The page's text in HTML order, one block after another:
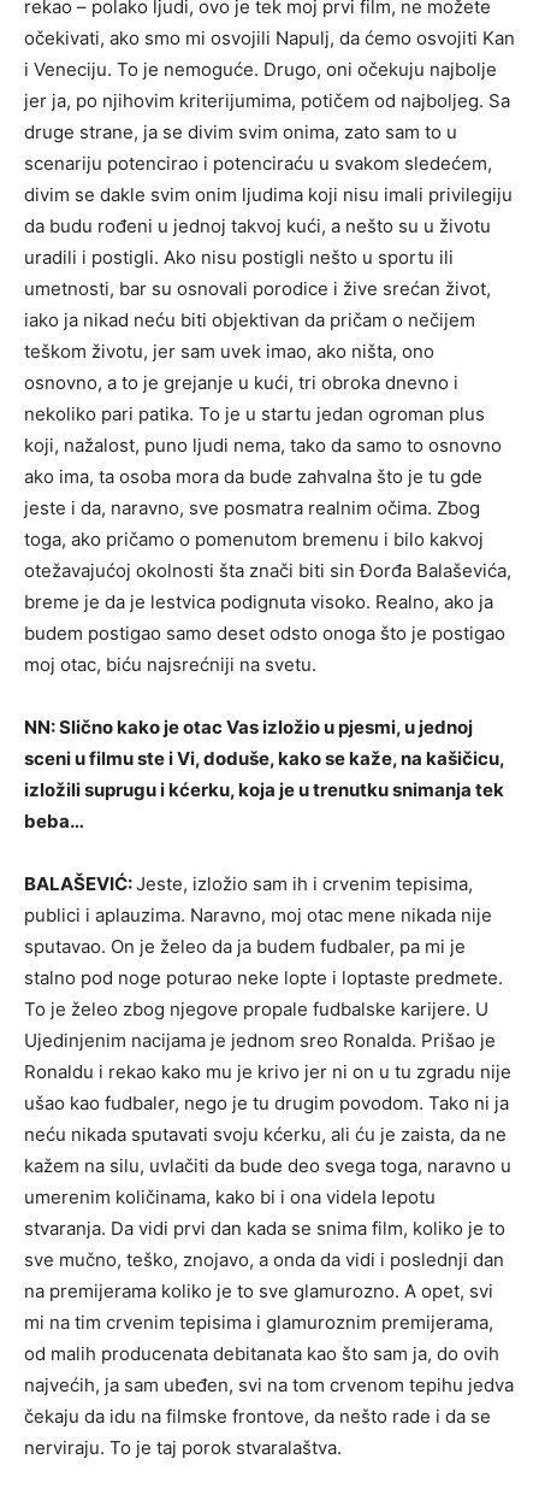
rekao – polako ljudi, ovo je tek moj prvi film, ne možete
očekivati, ako smo mi osvojili Napulj, da ćemo osvojiti Kan
i Veneciju. To je nemoguće. Drugo, oni očekuju najbolje
jer ja, po njihovim kriterijumima, potičem od najboljeg. Sa
druge strane, ja se divim svim onima, zato sam to u
scenariju potencirao i potenciraću u svakom sledećem,
divim se dakle svim onim ljudima koji nisu imali privilegiju
da budu rođeni u jednoj takvoj kući, a nešto su u životu
uradili i postigli. Ako nisu postigli nešto u sportu ili
umetnosti, bar su osnovali porodice i žive srećan život,
iako ja nikad neću biti objektivan da pričam o nečijem
teškom životu, jer sam uvek imao, ako ništa, ono
osnovno, a to je grejanje u kući, tri obroka dnevno i
nekoliko pari patika. To je u startu jedan ogroman plus
koji, nažalost, puno ljudi nema, tako da samo to osnovno
ako ima, ta osoba mora da bude zahvalna što je tu gde
jeste i da, naravno, sve posmatra realnim očima. Zbog
toga, ako pričamo o pomenutom bremenu i bilo kakvoj
otežavajućoj okolnosti šta znači biti sin Đorđa Balaševića,
breme je da je lestvica podignuta visoko. Realno, ako ja
budem postigao samo deset odsto onoga što je postigao
moj otac, biću najsrećniji na svetu.
NN: Slično kako je otac Vas izložio u pjesmi, u jednoj
sceni u filmu ste i Vi, doduše, kako se kaže, na kašičicu,
izložili suprugu i kćerku, koja je u trenutku snimanja tek
beba…
BALAŠEVIĆ:Jeste, izložio sam ih i crvenim tepisima,
publici i aplauzima. Naravno, moj otac mene nikada nije
sputavao. On je želeo da ja budem fudbaler, pa mi je
stalno pod noge poturao neke lopte i loptaste predmete.
To je želeo zbog njegove propale fudbalske karijere. U
Ujedinjenim nacijama je jednom sreo Ronalda. Prišao je
Ronaldu i rekao kako mu je krivo jer ni on u tu zgradu nije
ušao kao fudbaler, nego je tu drugim povodom. Tako ni ja
neću nikada sputavati svoju kćerku, ali ću je zaista, da ne
kažem na silu, uvlačiti da bude deo svega toga, naravno u
umerenim količinama, kako bi i ona videla lepotu
stvaranja. Da vidi prvi dan kada se snima film, koliko je to
sve mučno, teško, znojavo, a onda da vidi i poslednji dan
na premijerama koliko je to sve glamurozno. A opet, svi
mi na tim crvenim tepisima i glamuroznim premijerama,
od malih producenata debitanata kao što sam ja, do ovih
najvećih, ja sam ubeđen, svi na tom crvenom tepihu jedva
čekaju da idu na filmske frontove, da nešto rade i da se
nerviraju. To je taj porok stvaralaštva.